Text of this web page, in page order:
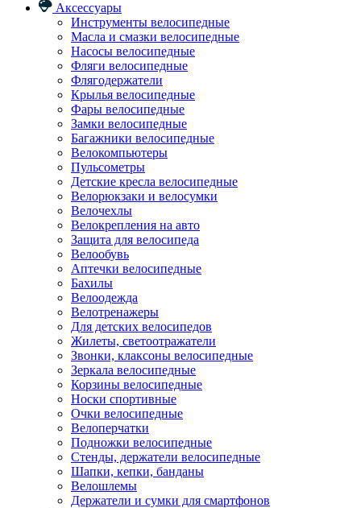
Аксессуары
Инструменты велосипедные
Масла и смазки велосипедные
Насосы велосипедные
Фляги велосипедные
Флягодержатели
Крылья велосипедные
Фары велосипедные
Замки велосипедные
Багажники велосипедные
Велокомпьютеры
Пульсометры
Детские кресла велосипедные
Велорюкзаки и велосумки
Велочехлы
Велокрепления на авто
Защита для велосипеда
Велообувь
Аптечки велосипедные
Бахилы
Велоодежда
Велотренажеры
Для детских велосипедов
Жилеты, светоотражатели
Звонки, клаксоны велосипедные
Зеркала велосипедные
Корзины велосипедные
Носки спортивные
Очки велосипедные
Велоперчатки
Подножки велосипедные
Стенды, держатели велосипедные
Шапки, кепки, банданы
Велошлемы
Держатели и сумки для смартфонов